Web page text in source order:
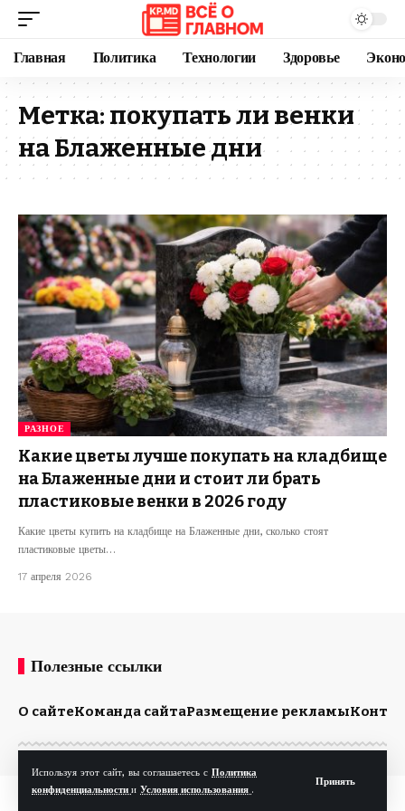
Используя этот сайт, вы соглашаетесь с Политика
конфиденциальности и Условия использования .
Принять
Главная Политика Технологии Здоровье
Метка: покупать ли венки
на Блаженные дни
РАЗНОЕ
Какие цветы лучше покупать на кладбище
на Блаженные дни и стоит ли брать
пластиковые венки в 2026 году
Какие цветы купить на кладбище на Блаженные дни, сколько стоят
пластиковые цветы…
17 апреля 2026
Полезные ссылки
О сайтеКоманда сайтаРазмещение рекламы
© Kp.md. Все права защищены.